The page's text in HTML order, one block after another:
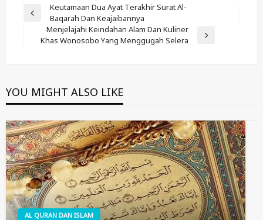
Post
Navigation
Previous
Keutamaan Dua Ayat Terakhir Surat Al-
Baqarah Dan Keajaibannya
Next
Menjelajahi Keindahan Alam Dan Kuliner
Khas Wonosobo Yang Menggugah Selera
YOU MIGHT ALSO LIKE
AL QURAN DAN ISLAM